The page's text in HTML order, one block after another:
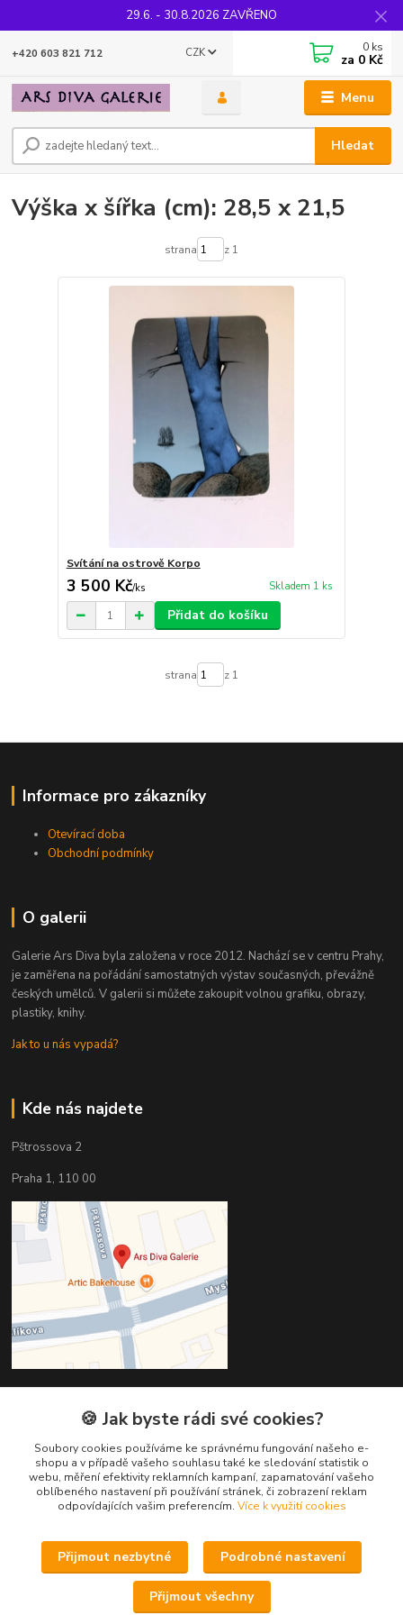
29.6. - 30.8.2026 ZAVŘENO
Menu
CZK
Hledat
+420 603 821 712 0 ks
za 0 Kč
Výška x šířka (cm): 28,5 x 21,5
strana z 1
Svítání na ostrově Korpo
3 500 Kč/ks Skladem 1 ks
Přidat do košíku
strana z 1
Informace pro zákazníky
Otevírací doba
Obchodní podmínky
O galerii
Galerie Ars Diva byla založena v roce 2012. Nachází se v centru Prahy,
je zaměřena na pořádání samostatných výstav současných, převážně
českých umělců. V galerii si můžete zakoupit volnou grafiku, obrazy,
plastiky, knihy.
Jak to u nás vypadá?
Kde nás najdete
Pštrossova 2
Praha 1, 110 00
Kontakty
Věra Hédervári
+420 603 821 712
vera@arsdiva.cz
🍪 Jak byste rádi své cookies?
Soubory cookies používáme ke správnému fungování našeho e-
shopu a v případě vašeho souhlasu také ke sledování statistik o
webu, měření efektivity reklamních kampaní, zapamatování vašeho
oblíbeného nastavení při používání stránek, či zobrazení reklam
odpovídajících vašim preferencím. Více k využití cookies
Přijmout nezbytné Podrobné nastavení
Přijmout všechny